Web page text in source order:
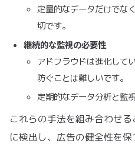
定量的なデータだけでな
切です。
継続的な監視の必要性
アドフラウドは進化して
防ぐことは難しいです。
定期的なデータ分析と監
これらの手法を組み合わせ
に検出し、広告の健全性を保